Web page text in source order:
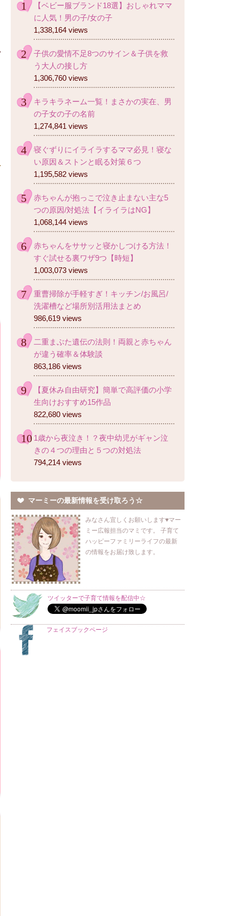
【ベビー服ブランド18選】おしゃれママ
に人気！男の子/女の子
1,338,164 views
子供の愛情不足8つのサイン＆子供を救
う大人の接し方
1,306,760 views
キラキラネーム一覧！まさかの実在、男
の子女の子の名前
1,274,841 views
寝ぐずりにイライラするママ必見！寝な
い原因＆ストンと眠る対策６つ
1,195,582 views
赤ちゃんが抱っこで泣き止まない主な5
つの原因/対処法【イライラはNG】
1,068,144 views
赤ちゃんをササッと寝かしつける方法！
すぐ試せる裏ワザ9つ【時短】
1,003,073 views
重曹掃除が手軽すぎ！キッチン/お風呂/
洗濯槽など場所別活用法まとめ
986,619 views
二重まぶた遺伝の法則！両親と赤ちゃん
が違う確率＆体験談
863,186 views
【夏休み自由研究】簡単で高評価の小学
生向けおすすめ15作品
822,680 views
1歳から夜泣き！？夜中幼児がギャン泣
きの４つの理由と５つの対処法
794,214 views
マーミーの最新情報を受け取ろう☆
みなさん宜しくお願いします♥マー
ミー広報担当のマミです。 子育て
ハッピーファミリーライフの最新
の情報をお届け致します。
ツイッターで子育て情報を配信中☆
フェイスブックページ